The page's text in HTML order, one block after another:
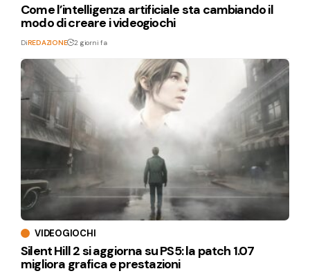
Come l’intelligenza artificiale sta cambiando il
modo di creare i videogiochi
DiREDAZIONE 2 giorni fa
VIDEOGIOCHI
Silent Hill 2 si aggiorna su PS5: la patch 1.07
migliora grafica e prestazioni